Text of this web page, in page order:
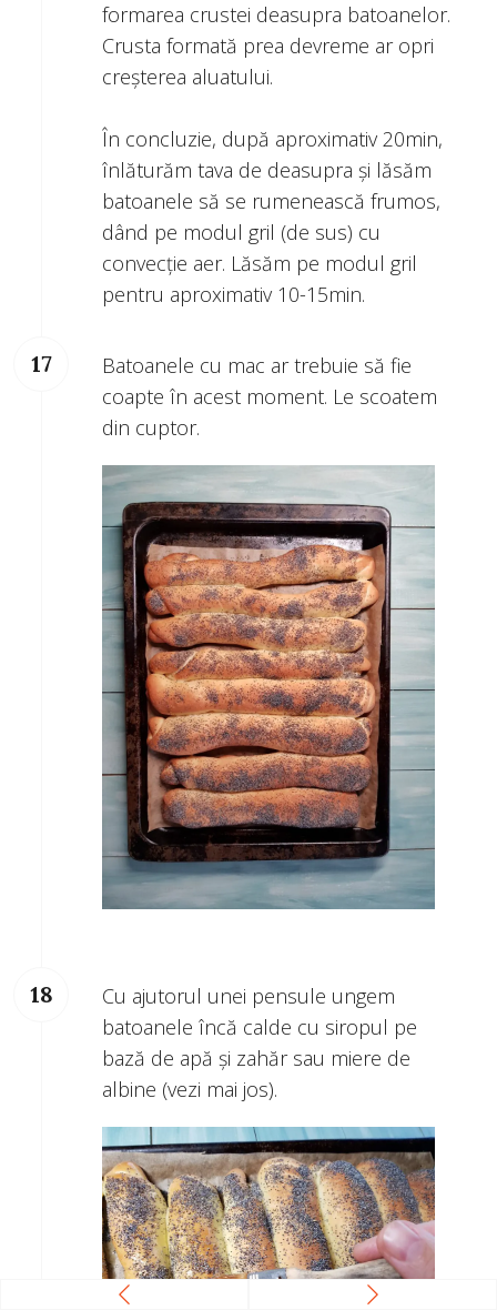
formarea crustei deasupra batoanelor.
Crusta formată prea devreme ar opri
creșterea aluatului.
În concluzie, după aproximativ 20min,
înlăturăm tava de deasupra și lăsăm
batoanele să se rumenească frumos,
dând pe modul gril (de sus) cu
convecție aer. Lăsăm pe modul gril
pentru aproximativ 10-15min.
Batoanele cu mac ar trebuie să fie
coapte în acest moment. Le scoatem
din cuptor.
Cu ajutorul unei pensule ungem
batoanele încă calde cu siropul pe
bază de apă și zahăr sau miere de
albine (vezi mai jos).